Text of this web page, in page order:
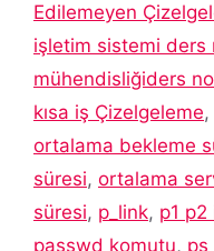
Edilemeyen
işletim sistemi ders
mühendisliğiders
kısa iş Çizelgeleme,
ortalama bekleme
süresi, ortalama
süresi, p_link, p1 p2
passwd komutu, ps